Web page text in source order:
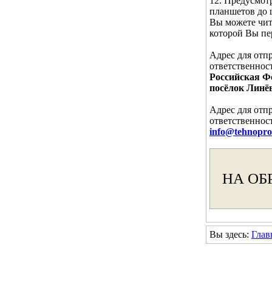
планшетов до
Вы можете
которой Вы
Адрес для
Российская
посёлок
Адрес для
НА
Вы здесь: